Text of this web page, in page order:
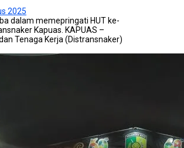
2025
dalam memepringati HUT ke-
Kapuas. KAPUAS –
Tenaga Kerja (Distransnaker)